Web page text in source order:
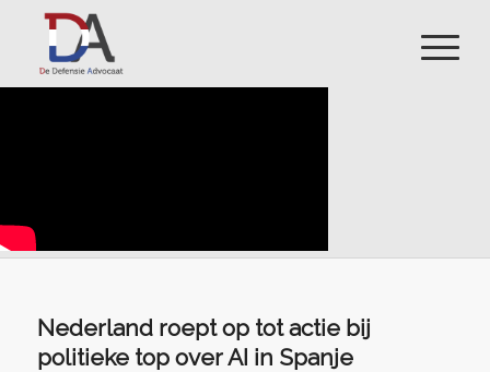
Nederland roept op tot actie bij
politieke top over AI in Spanje